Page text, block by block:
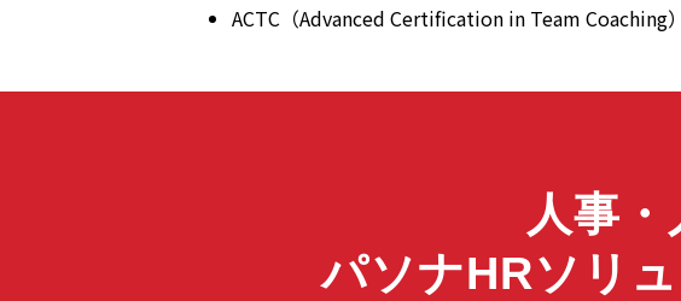
ACTC（Advanced Certification in Team Coaching）
人事
パソナHRソリ